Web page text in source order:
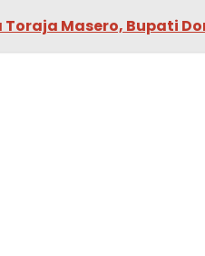
Toraja Masero, Bupati